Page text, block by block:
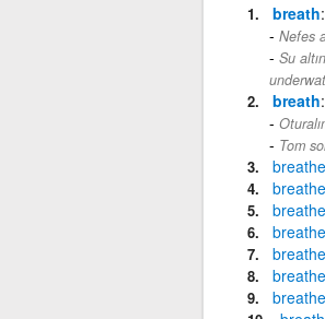
breath
Nefes
Su
breath
Tom
breathe
breathe
breathe
breathe
breathe
breathe
breathe